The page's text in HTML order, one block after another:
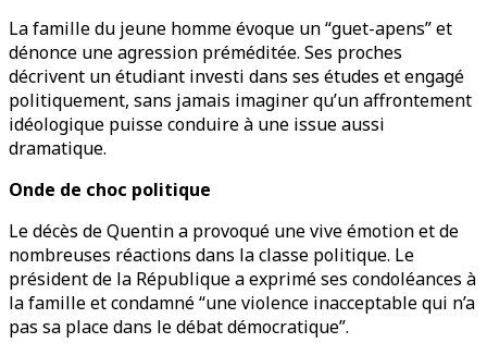
La famille du jeune homme évoque un “guet-apens” et
dénonce une agression préméditée. Ses proches
décrivent un étudiant investi dans ses études et engagé
politiquement, sans jamais imaginer qu’un affrontement
idéologique puisse conduire à une issue aussi
dramatique.
Onde de choc politique
Le décès de Quentin a provoqué une vive émotion et de
nombreuses réactions dans la classe politique. Le
président de la République a exprimé ses condoléances à
la famille et condamné “une violence inacceptable qui n’a
pas sa place dans le débat démocratique”.